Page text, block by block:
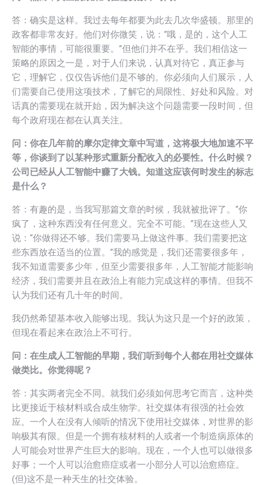
答：确实是这样。我过去每年都要为此去几次华盛顿。那里的
政客都非常友好。他们对你微笑，说：“哦，是的，这个人工
智能的事情，可能很重要。”但他们并不在乎。我们相信这一
策略的原因之一是，对于人们来说，认真对待它，真正参与
它，理解它，仅仅告诉他们是不够的。你必须向人们展示，人
们需要自己使用这项技术，了解它的局限性、好处和风险。对
话真的需要现在就开始，因为解决这个问题需要一段时间，但
每个政府现在都在认真关注。
问：你在几年前的摩尔定律文章中写道，这将极大地加速不平
等，你谈到了以某种形式重新分配收入的必要性。什么时候？
公司已经从人工智能中赚了大钱。知道这应该何时发生的标志
是什么？
答：有趣的是，当我写那篇文章的时候，我就被批评了。“你
疯了，这种东西没有任何意义。完全不可能。”现在这些人又
说：“你做得还不够。我们需要马上做这件事。我们需要把这
些东西放在适当的位置。”我的感觉是，我们还需要很多年，
我不知道需要多少年，但至少需要很多年，人工智能才能影响
经济，我们需要并且在政治上有能力完成这样的事情。但我不
认为我们还有几十年的时间。
我仍然希望基本收入能够出现。我认为这只是一个好的政策，
但现在看起来在政治上不可行。
问：在生成人工智能的早期，我们听到每个人都在用社交媒体
做类比。你觉得呢？
答：其实两者完全不同。就我们必须如何思考它而言，这种类
比更接近于核材料或合成生物学。社交媒体有很强的社会效
应。一个人在没有人倾听的情况下使用社交媒体，对世界的影
响极其有限。但是一个拥有核材料的人或者一个制造病原体的
人可能会对世界产生巨大的影响。现在，一个人也可以做很多
好事；一个人可以治愈癌症或者一小部分人可以治愈癌症。
(但)这不是一种天生的社交体验。